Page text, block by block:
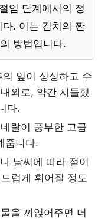
임 단계에서의 정
. 이는 김치의 짠
방법입니다.
잎이 싱싱하고 수
외로, 약간 시들했
다.
랄이 풍부한 고급
줍니다.
날씨에 따라 절이
럽게 휘어질 정도
을 끼얹어주면 더